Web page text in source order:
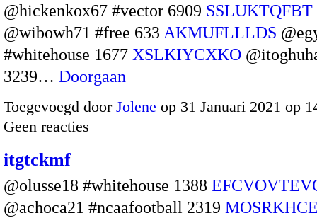
@hickenkox67 #vector 6909 SSLUKTQFBT
@wibowh71 #free 633 AKMUFLLLDS
#whitehouse 1677 XSLKIYCXKO
3239… Doorgaan
Toegevoegd door Jolene op 31 Januari 2021 op
Geen reacties
itgtckmf
@olusse18 #whitehouse 1388
@achoca21 #ncaafootball 2319